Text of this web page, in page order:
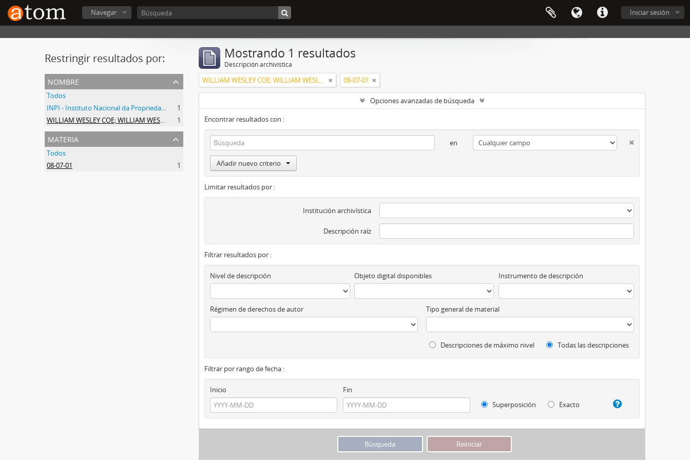
Iniciar sesión
Navegar
Restringir resultados por:
nombre
Todos
INPI - Instituto Nacional da Propriedade Industrial
1
WILLIAM WESLEY COE; WILLIAM WESLEY COE JUNIOR
1
materia
Todos
08-07-01
1
Mostrando 1 resultados
Descripción archivística
WILLIAM WESLEY COE; WILLIAM WESLEY COE JUNIOR 08-07-01
Opciones avanzadas de búsqueda
Encontrar resultados con :
en
Añadir nuevo criterio
Limitar resultados por :
Institución archivística
Descripción raíz
Filtrar resultados por :
Nivel de descripción Objeto digital disponibles Instrumento de descripción
Régimen de derechos de autor Tipo general de material
Descripciones de máximo nivel Todas las descripciones
Filtrar por rango de fecha :
Inicio
Fin
Superposición
Exacto